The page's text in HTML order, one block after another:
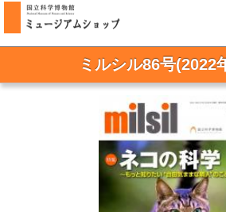
ミルシル86号(2022